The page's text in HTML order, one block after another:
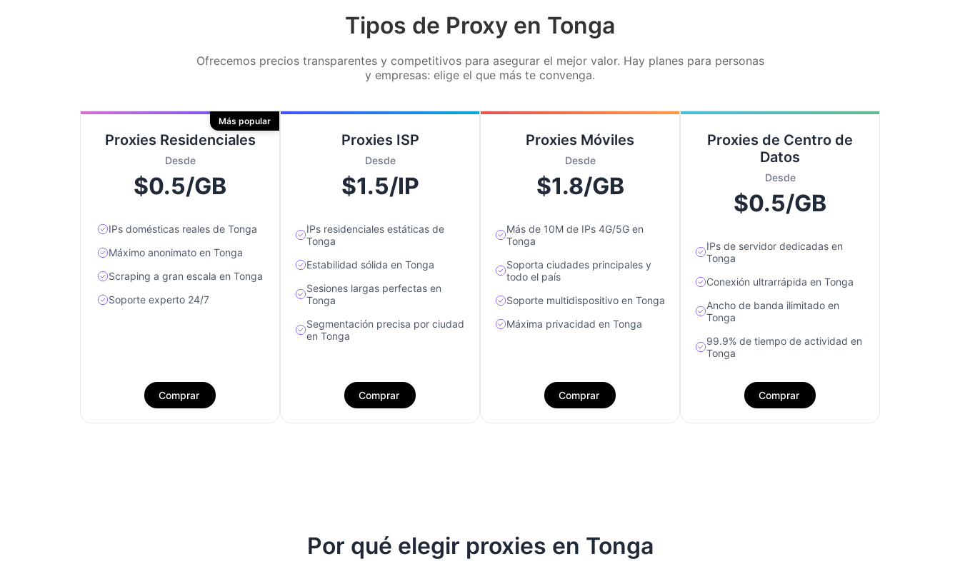
Tipos de Proxy en Tonga
Ofrecemos precios transparentes y competitivos para asegurar el mejor valor. Hay planes para personas
y empresas: elige el que más te convenga.
Proxies Residenciales
Desde
$0.5/GB
IPs domésticas reales de Tonga
Máximo anonimato en Tonga
Scraping a gran escala en Tonga
Soporte experto 24/7
Más popular
Comprar
Proxies ISP
Desde
$1.5/IP
IPs residenciales estáticas de
Tonga
Estabilidad sólida en Tonga
Sesiones largas perfectas en
Tonga
Segmentación precisa por ciudad
en Tonga
Comprar
Proxies Móviles
Desde
$1.8/GB
Más de 10M de IPs 4G/5G en
Tonga
Soporta ciudades principales y
todo el país
Soporte multidispositivo en Tonga
Máxima privacidad en Tonga
Comprar
Proxies de Centro de
Datos
Desde
$0.5/GB
IPs de servidor dedicadas en
Tonga
Conexión ultrarrápida en Tonga
Ancho de banda ilimitado en
Tonga
99.9% de tiempo de actividad en
Tonga
Comprar
Por qué elegir proxies en Tonga